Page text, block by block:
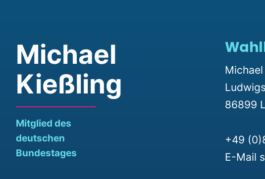
Michael
Kießling
Mitglied des
deutschen
Bundestages
86899
+49
E-Mail